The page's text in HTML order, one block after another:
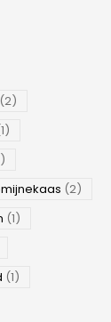
(2)
(2)
(1)
(1)